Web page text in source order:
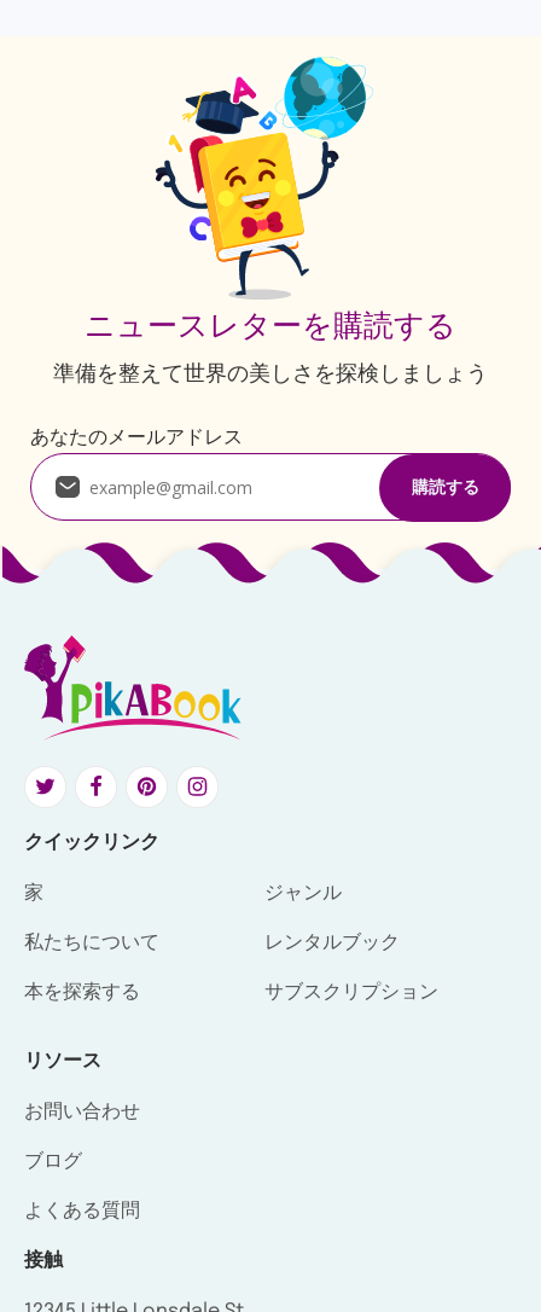
ニュースレターを購読する
準備を整えて世界の美しさを探検しましょう
あなたのメールアドレス
クイックリンク
家 ジャンル
私たちについて レンタルブック
本を探索する サブスクリプション
リソース
お問い合わせ
ブログ
よくある質問
接触